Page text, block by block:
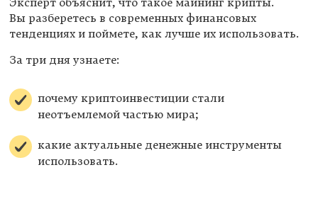
Эксперт объяснит, что такое майнинг крипты.
Вы разберетесь в современных финансовых
тенденциях и поймете, как лучше их использовать.
За три дня узнаете:
почему криптоинвестиции стали
неотъемлемой частью мира;
какие актуальные денежные инструменты
использовать.